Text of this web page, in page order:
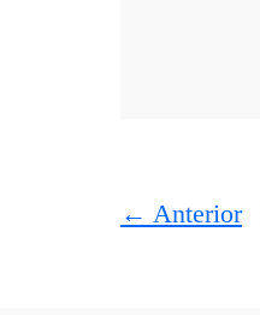
← Anterior